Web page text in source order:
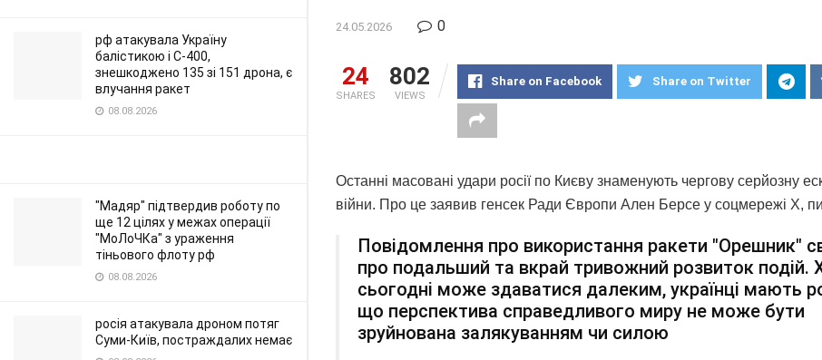
рф атакувала Україну
балістикою і С-400,
знешкоджено 135 зі 151 дрона, є
влучання ракет
08.08.2026
"Мадяр" підтвердив роботу по
ще 12 цілях у межах операції
"МоЛоЧКа" з ураження
тіньового флоту рф
08.08.2026
росія атакувала дроном потяг
Суми-Київ, постраждалих немає
24.05.2026 0
24
SHARES
802
VIEWS
Share on Facebook Share on Twitter
Останні масовані удари росії по Києву знаменують чергову серйозну
війни. Про це заявив генсек Ради Європи Ален Берсе у соцмережі Х,
Повідомлення про використання ракети "Орешник"
про подальший та вкрай тривожний розвиток подій.
сьогодні може здаватися далеким, українці мають
що перспектива справедливого миру не може бути
зруйнована залякуванням чи силою